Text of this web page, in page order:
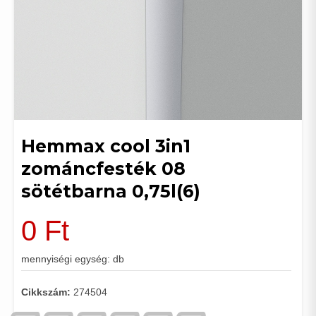
Hemmax cool 3in1
zománcfesték 08
sötétbarna 0,75l(6)
0 Ft
mennyiségi egység: db
Cikkszám: 274504